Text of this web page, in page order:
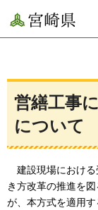
宮崎県
営繕工事
について
建設現場におけ
き方改革の推進を
が、本方式を適用